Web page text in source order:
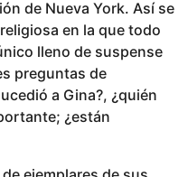
de Nueva York. Así se
en la que todo
lleno de suspense
preguntas de
a Gina?, ¿quién
¿están